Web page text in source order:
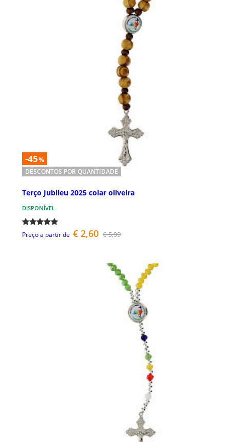
-45%
DESCONTOS POR QUANTIDADE
Terço Jubileu 2025 colar oliveira
DISPONÍVEL
Preço a partir de € 2,60 € 5,99